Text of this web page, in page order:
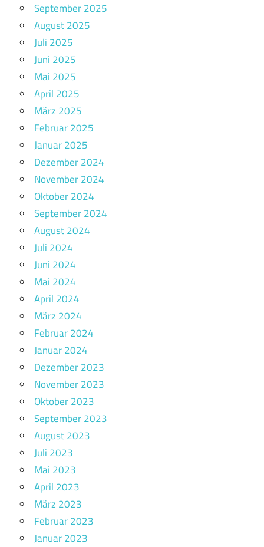
September 2025
August 2025
Juli 2025
Juni 2025
Mai 2025
April 2025
März 2025
Februar 2025
Januar 2025
Dezember 2024
November 2024
Oktober 2024
September 2024
August 2024
Juli 2024
Juni 2024
Mai 2024
April 2024
März 2024
Februar 2024
Januar 2024
Dezember 2023
November 2023
Oktober 2023
September 2023
August 2023
Juli 2023
Mai 2023
April 2023
März 2023
Februar 2023
Januar 2023